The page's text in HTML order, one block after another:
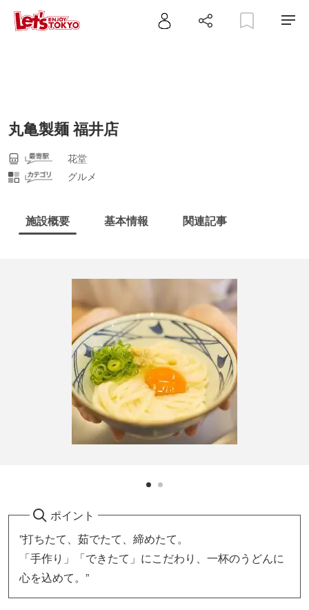
丸亀製麺 福井店
花堂
グルメ
施設概要 基本情報 関連記事
ポイント
”打ちたて、茹でたて、締めたて。
「手作り」「できたて」にこだわり、一杯のうどんに
心を込めて。”